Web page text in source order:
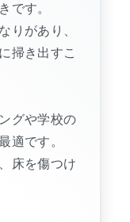
です。
りがあり、
掃き出すこ
グや学校の
適です。
床を傷つけ